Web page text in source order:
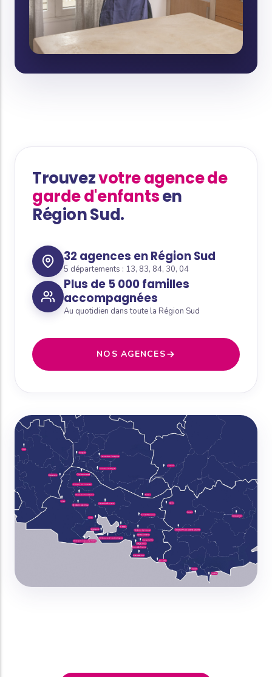
Trouvezvotre agence de
garde d'enfantsen
Région Sud.
32 agences en Région Sud
5 départements : 13, 83, 84, 30, 04
Plus de 5 000 familles
accompagnées
Au quotidien dans toute la Région Sud
NOS AGENCES